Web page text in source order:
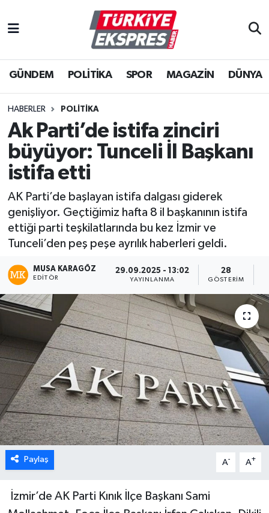
GÜNDEM POLİTİKA SPOR MAGAZİN DÜNYA
HABERLER POLİTİKA
Ak Parti’de istifa zinciri
büyüyor: Tunceli İl Başkanı
istifa etti
AK Parti’de başlayan istifa dalgası giderek
genişliyor. Geçtiğimiz hafta 8 il başkanının istifa
ettiği parti teşkilatlarında bu kez İzmir ve
Tunceli’den peş peşe ayrılık haberleri geldi.
MUSA KARAGÖZ
EDITÖR
29.09.2025 - 13:02
YAYINLANMA
28
GÖSTERIM
Paylaş A- A+
İzmir’de AK Parti Kınık İlçe Başkanı Sami
İstanbul Nöbetçi Eczaneler
İstanbul Hava Durumu
İstanbul Namaz Vakitleri
İstanbul Trafik Yoğunluk Haritası
Süper Lig Puan Durumu ve Fikstür
Tüm Manşetler
Son Dakika Haberleri